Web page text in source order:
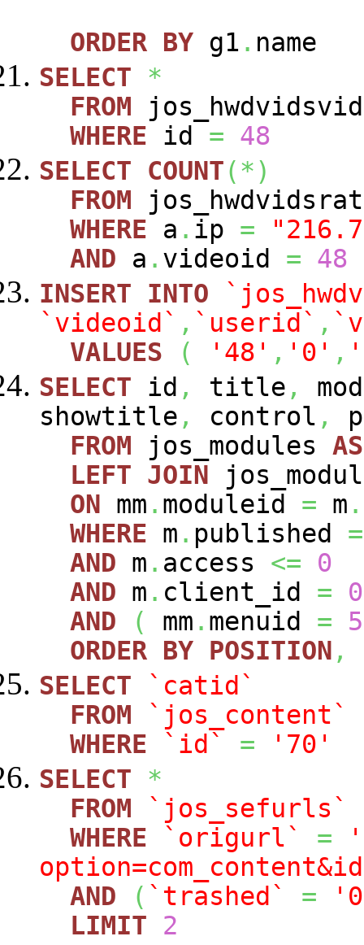
ORDER BY g1 . name
SELECT
*
FROM
WHERE id = 48
SELECT
COUNT(*)
FROM
WHERE a . ip =
AND a . videoid = 48
INSERT
INTO
`videoid` , `userid` ,
VALUES
( '48' , '0' ,
SELECT id , title ,
showtitle , control ,
FROM jos_modules AS
LEFT JOIN
ON mm . moduleid = m .
WHERE m . published =
AND m . access <=
0
AND m . client_id =
0
AND
( mm . menuid =
5
ORDER BY POSITION ,
SELECT
`catid`
FROM
`jos_content`
WHERE
`id` =
'70'
SELECT
*
FROM
`jos_sefurls`
WHERE
`origurl` =
AND
( `trashed` =
LIMIT
2